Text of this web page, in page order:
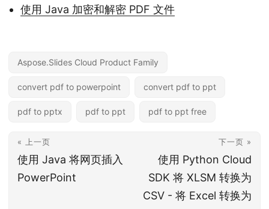
使用 Java 加密和解密 PDF 文件
Aspose.Slides Cloud Product Family
convert pdf to powerpoint convert pdf to ppt
pdf to pptx pdf to ppt pdf to ppt free
« 上一页
使用 Java 将网页插入
PowerPoint
下一页 »
使用 Python Cloud
SDK 将 XLSM 转换为
CSV - 将 Excel 转换为